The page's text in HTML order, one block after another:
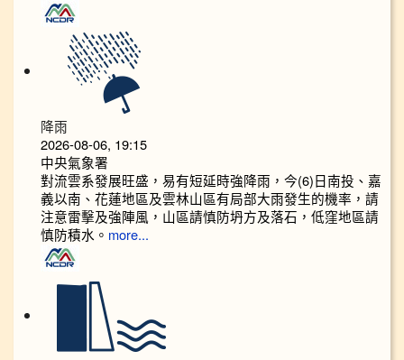
降雨
2026-08-06, 19:15
中央氣象署
對流雲系發展旺盛，易有短延時強降雨，今(6)日南投、嘉
義以南、花蓮地區及雲林山區有局部大雨發生的機率，請
注意雷擊及強陣風，山區請慎防坍方及落石，低窪地區請
慎防積水。 more...